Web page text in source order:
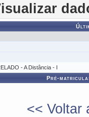
- A Distância - I
Pré-
<< Voltar